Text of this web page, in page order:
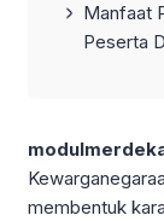
Manfaat
Peserta
membentuk